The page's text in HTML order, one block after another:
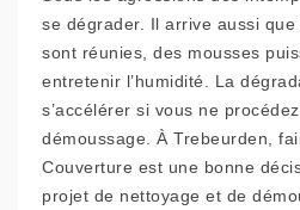
se dégrader. Il arrive aussi
sont réunies, des mousses
entretenir l’humidité. La
s’accélérer si vous ne
démoussage. À Trebeurden,
Couverture est une bonne
projet de nettoyage et de